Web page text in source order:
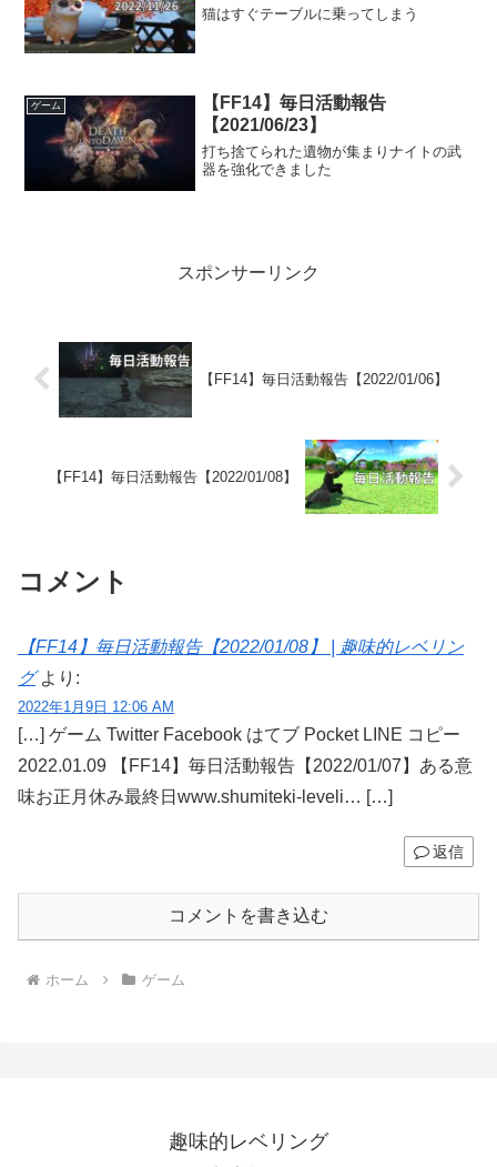
猫はすぐテーブルに乗ってしまう
ゲーム
【FF14】毎日活動報告
【2021/06/23】
打ち捨てられた遺物が集まりナイトの武
器を強化できました
スポンサーリンク
【FF14】毎日活動報告【2022/01/06】
【FF14】毎日活動報告【2022/01/08】
コメント
【FF14】毎日活動報告【2022/01/08】 | 趣味的レベリン
グ より:
2022年1月9日 12:06 AM
[…] ゲーム Twitter Facebook はてブ Pocket LINE コピー
2022.01.09 【FF14】毎日活動報告【2022/01/07】ある意
味お正月休み最終日www.shumiteki-leveli… […]
返信
コメントを書き込む
ホーム ゲーム
趣味的レベリング